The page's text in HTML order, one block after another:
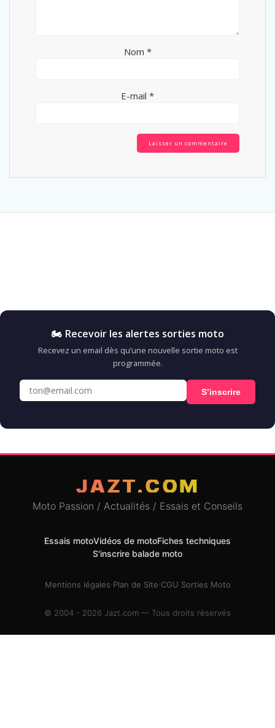
Nom *
E-mail *
🏍️ Recevoir les alertes sorties moto
Recevez un email dès qu’une nouvelle sortie moto est
programmée.
S’inscrire
JAZT.COM
Moto Passion / Actualités / Essais et Conseils
Essais motoVidéos de motoFiches techniques
S'inscrire balade moto
Mentions légales·Plan de Site·CGU Sorties Moto
© 2004 - 2026 Jazt.com — Tous droits réservés